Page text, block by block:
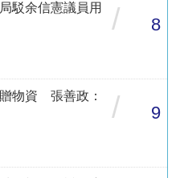
駁余信憲議員用
/ 8
物資 張善政：
/ 9